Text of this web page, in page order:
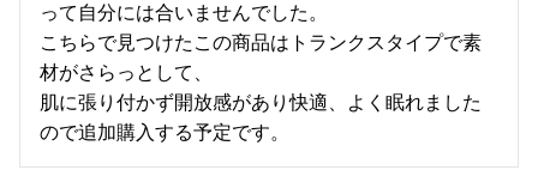
って自分には合いませんでした。
こちらで見つけたこの商品はトランクスタイプで素
材がさらっとして、
肌に張り付かず開放感があり快適、よく眠れました
ので追加購入する予定です。